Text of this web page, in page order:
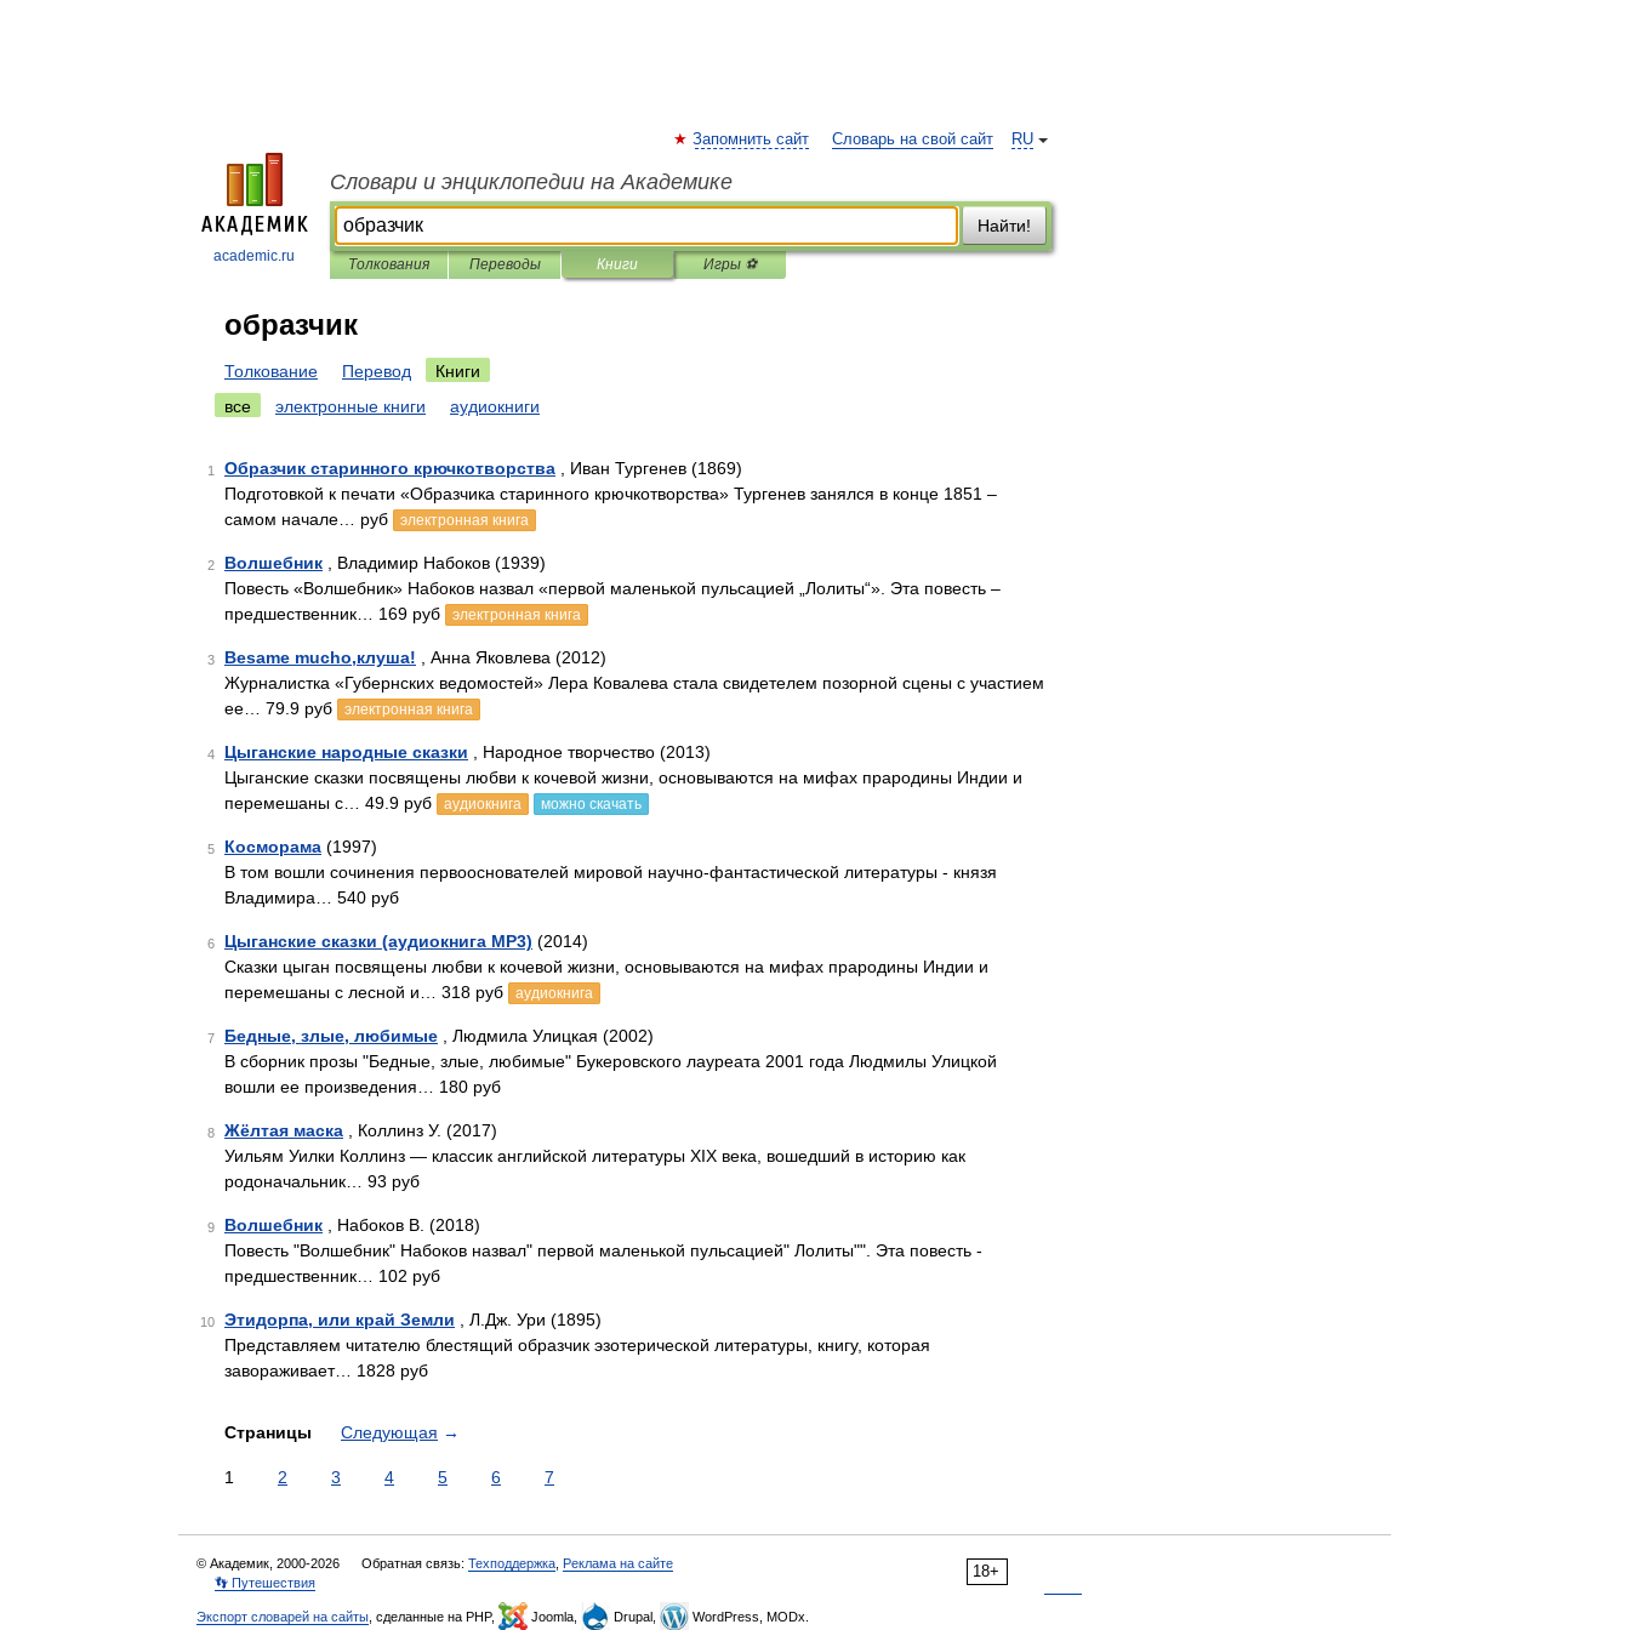
academic.ru
RU
Запомнить сайт Словарь на свой сайт
Словари и энциклопедии на Академике
Найти!
Толкования Переводы Книги Игры ⚽
образчик
Толкование Перевод
Книги
все
электронные книги аудиокниги
1 Образчик старинного крючкотворства , Иван Тургенев (1869)
Подготовкой к печати «Образчика старинного крючкотворства» Тургенев занялся в конце 1851 –
самом начале… руб
электронная книга
2 Волшебник , Владимир Набоков (1939)
Повесть «Волшебник» Набоков назвал «первой маленькой пульсацией „Лолиты“». Эта повесть –
предшественник… 169 руб
электронная книга
3 Besame mucho,клуша! , Анна Яковлева (2012)
Журналистка «Губернских ведомостей» Лера Ковалева стала свидетелем позорной сцены с участием
ее… 79.9 руб
электронная книга
4 Цыганские народные сказки , Народное творчество (2013)
Цыганские сказки посвящены любви к кочевой жизни, основываются на мифах прародины Индии и
перемешаны с… 49.9 руб
аудиокнига можно скачать
5 Косморама (1997)
В том вошли сочинения первооснователей мировой научно-фантастической литературы - князя
Владимира… 540 руб
6 Цыганские сказки (аудиокнига MP3) (2014)
Сказки цыган посвящены любви к кочевой жизни, основываются на мифах прародины Индии и
перемешаны с лесной и… 318 руб
аудиокнига
7 Бедные, злые, любимые , Людмила Улицкая (2002)
В сборник прозы "Бедные, злые, любимые" Букеровского лауреата 2001 года Людмилы Улицкой
вошли ее произведения… 180 руб
8 Жёлтая маска , Коллинз У. (2017)
Уильям Уилки Коллинз — классик английской литературы XIX века, вошедший в историю как
родоначальник… 93 руб
9 Волшебник , Набоков В. (2018)
Повесть "Волшебник" Набоков назвал" первой маленькой пульсацией" Лолиты"". Эта повесть -
предшественник… 102 руб
10 Этидорпа, или край Земли , Л.Дж. Ури (1895)
Представляем читателю блестящий образчик эзотерической литературы, книгу, которая
завораживает… 1828 руб
Страницы Следующая →
1 2 3 4 5 6 7
18+
© Академик, 2000-2026 Обратная связь: Техподдержка Реклама на сайте
👣 Путешествия
Экспорт словарей на сайты , сделанные на PHP, Joomla, Drupal, WordPress, MODx.